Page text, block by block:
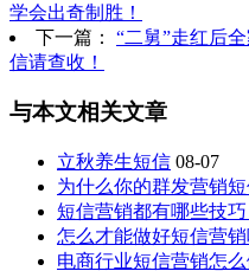
学会出奇制胜！
下一篇： “二舅”走红后
信请查收！
与本文相关文章
立秋养生短信 08-07
为什么你的群发营销
短信营销都有哪些技巧
怎么才能做好短信营销
电商行业短信营销怎么